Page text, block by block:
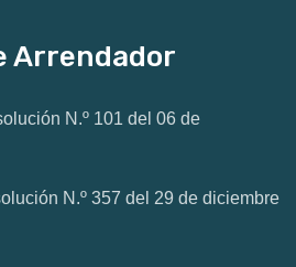
Arrendador
N.º 101 del 06 de
N.º 357 del 29 de diciembre